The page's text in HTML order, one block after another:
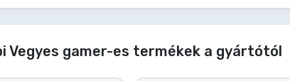
Vegyes gamer-es termékek a gyártótól